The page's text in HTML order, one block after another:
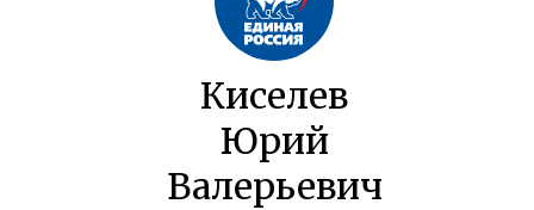
Киселев
Юрий
Валерьевич